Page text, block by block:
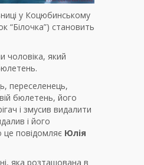
у Коцюбинському
“Білочка”) становить
чоловіка, який
переселенець,
бюлетень, його
і змусив видалити
і його
це повідомляє Юлія
яка розташована в